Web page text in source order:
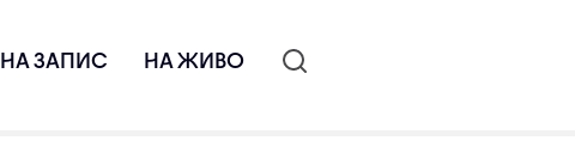
НА ЗАПИС НА ЖИВО